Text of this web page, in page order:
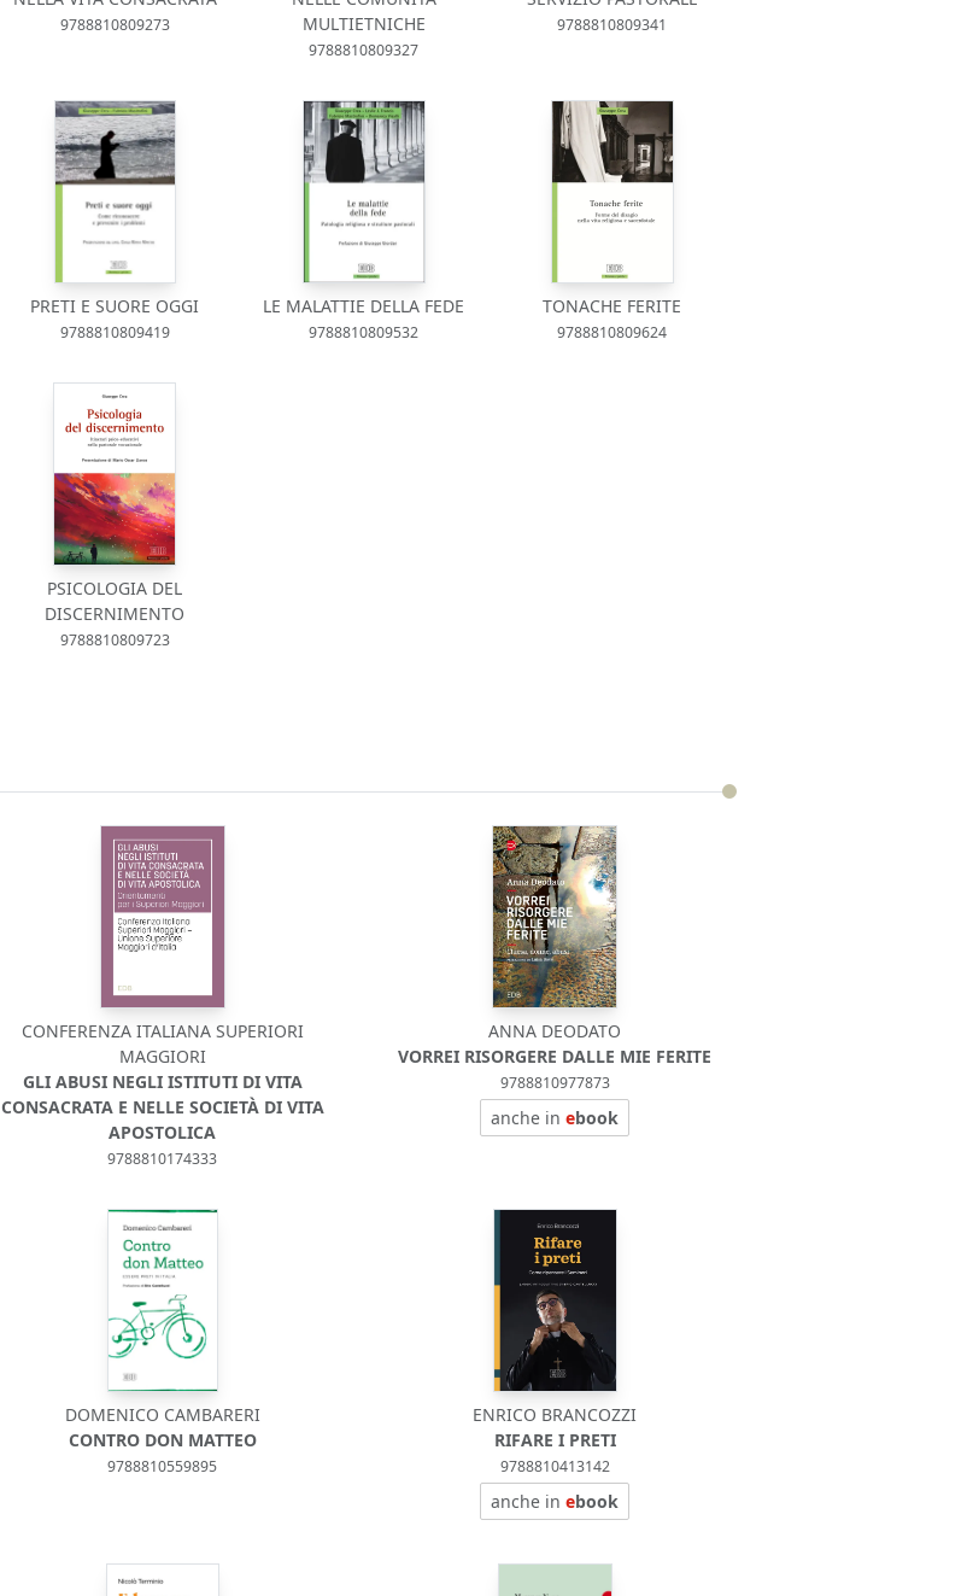
9788810809273
MULTIETNICHE
9788810809327
9788810809341
PRETI E SUORE OGGI
9788810809419
LE MALATTIE DELLA FEDE
9788810809532
TONACHE FERITE
9788810809624
PSICOLOGIA DEL
DISCERNIMENTO
9788810809723
CONFERENZA ITALIANA SUPERIORI
MAGGIORI
GLI ABUSI NEGLI ISTITUTI DI VITA
CONSACRATA E NELLE SOCIETÀ DI VITA
APOSTOLICA
9788810174333
ANNA DEODATO
VORREI RISORGERE DALLE MIE FERITE
9788810977873
anche inebook
DOMENICO CAMBARERI
CONTRO DON MATTEO
9788810559895
ENRICO BRANCOZZI
RIFARE I PRETI
9788810413142
anche inebook